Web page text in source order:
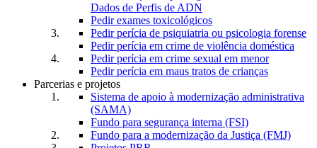
Dados de Perfis de ADN
Pedir exames toxicológicos
Pedir perícia de psiquiatria ou psicologia forense
Pedir perícia em crime de violência doméstica
Pedir perícia em crime sexual em menor
Pedir perícia em maus tratos de crianças
Parcerias e projetos
Sistema de apoio à modernização administrativa
(SAMA)
Fundo para segurança interna (FSI)
Fundo para a modernização da Justiça (FMJ)